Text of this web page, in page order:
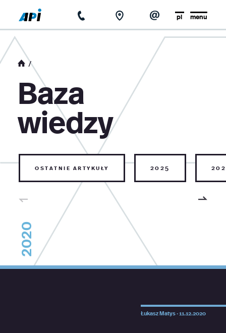
menu
pl
strona główna
aktualności
baza wiedzy
kontakt
Baza
wiedzy
ostatnie artykuły 2025
2020
Łukasz Matys ·11.12.2020